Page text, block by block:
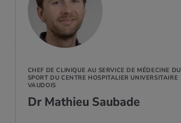
CHEF DE CLINIQUE AU SERVICE DE MÉDECINE DU
SPORT DU CENTRE HOSPITALIER UNIVERSITAIRE
VAUDOIS
Dr Mathieu Saubade